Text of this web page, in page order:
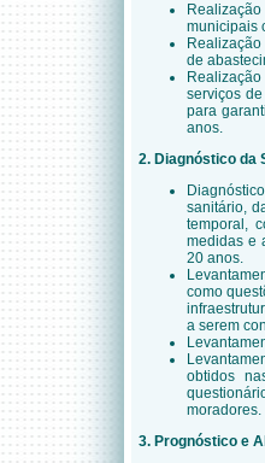
municipais
de
serviços
para
anos.
2. Diagnóstico da
sanitário,
temporal,
medidas e
20 anos.
como
a serem
obtidos
moradores.
3. Prognóstico e